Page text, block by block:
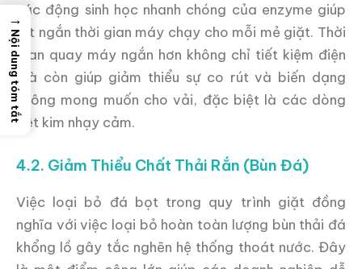
Tác động sinh học nhanh chóng của enzyme giúp
rút ngắn thời gian máy chạy cho mỗi mẻ giặt. Thời
gian quay máy ngắn hơn không chỉ tiết kiệm điện
mà còn giúp giảm thiểu sự co rút và biến dạng
không mong muốn cho vải, đặc biệt là các dòng
dệt kim nhạy cảm.
4.2. Giảm Thiểu Chất Thải Rắn (Bùn Đá)
Việc loại bỏ đá bọt trong quy trình giặt đồng
nghĩa với việc loại bỏ hoàn toàn lượng bùn thải đá
khổng lồ gây tắc nghẽn hệ thống thoát nước. Đây
→
Nội dung tóm tắt